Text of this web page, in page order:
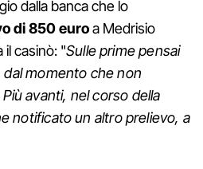
dalla banca che lo
di 850 euroa Medrisio
il casinò: "Sulle prime pensai
momento che non
avanti, nel corso della
notificato un altro prelievo, a